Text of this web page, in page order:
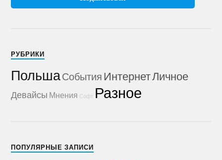
РУБРИКИ
ПольшаСобытия ИнтернетЛичное
Девайсы Мнения Софт Разное
ПОПУЛЯРНЫЕ ЗАПИСИ